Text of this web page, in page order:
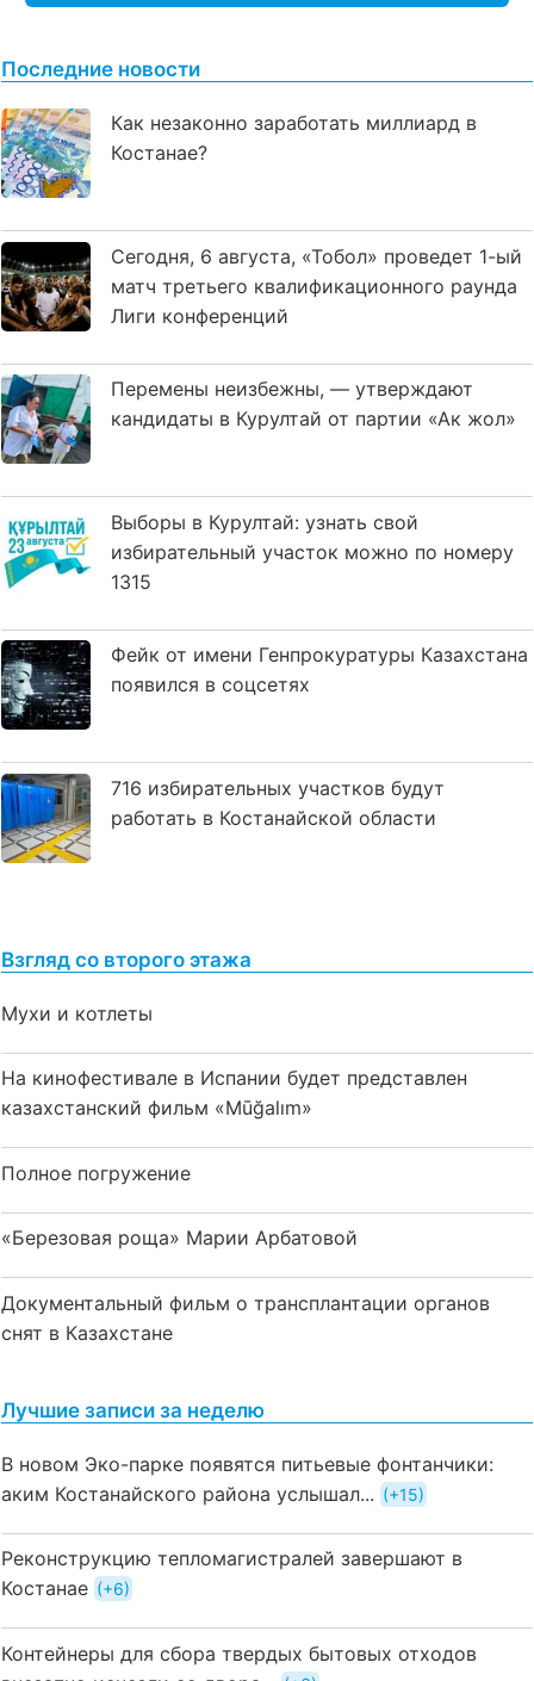
Последние новости
Как незаконно заработать миллиард в
Костанае?
Сегодня, 6 августа, «Тобол» проведет 1-ый
матч третьего квалификационного раунда
Лиги конференций
Перемены неизбежны, — утверждают
кандидаты в Курултай от партии «Ак жол»
Выборы в Курултай: узнать свой
избирательный участок можно по номеру
1315
Фейк от имени Генпрокуратуры Казахстана
появился в соцсетях
716 избирательных участков будут
работать в Костанайской области
Взгляд со второго этажа
Мухи и котлеты
На кинофестивале в Испании будет представлен
казахстанский фильм «Mūğalım»
Полное погружение
«Березовая роща» Марии Арбатовой
Документальный фильм о трансплантации органов
снят в Казахстане
Лучшие записи за неделю
В новом Эко-парке появятся питьевые фонтанчики:
аким Костанайского района услышал...
+15
Реконструкцию тепломагистралей завершают в
Костанае
+6
Контейнеры для сбора твердых бытовых отходов